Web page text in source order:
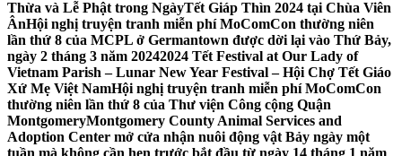
Thừa và Lễ Phật trong NgàyTết Giáp Thìn 2024 tại Chùa Viên
ÂnHội nghị truyện tranh miễn phí MoComCon thường niên
lần thứ 8 của MCPL ở Germantown được dời lại vào Thứ Bảy,
ngày 2 tháng 3 năm 20242024 Tết Festival at Our Lady of
Vietnam Parish – Lunar New Year Festival – Hội Chợ Tết Giáo
Xứ Mẹ Việt NamHội nghị truyện tranh miễn phí MoComCon
thường niên lần thứ 8 của Thư viện Công cộng Quận
MontgomeryMontgomery County Animal Services and
Adoption Center mở cửa nhận nuôi động vật Bảy ngày một
tuần mà không cần hẹn trước bắt đầu từ ngày 14 tháng 1 năm